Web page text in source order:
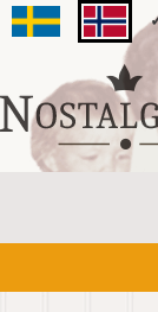
Svenska sidanNorska